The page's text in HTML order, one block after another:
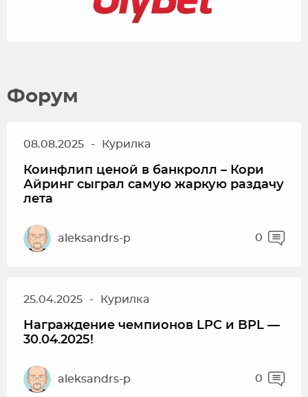
Форум
08.08.2025 - Курилка
Коинфлип ценой в банкролл – Кори
Айринг сыграл самую жаркую раздачу
лета
aleksandrs-p 0
25.04.2025 - Курилка
Награждение чемпионов LPC и BPL —
30.04.2025!
aleksandrs-p 0